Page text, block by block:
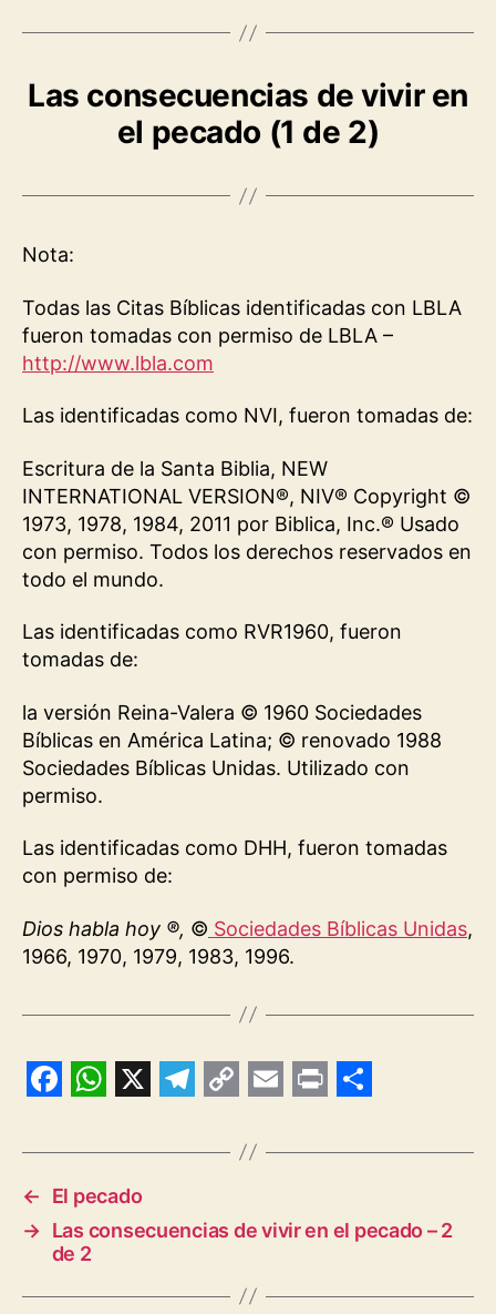
Las consecuencias de vivir en
el pecado (1 de 2)
Nota:
Todas las Citas Bíblicas identificadas con LBLA
fueron tomadas con permiso de LBLA –
http://www.lbla.com
Las identificadas como NVI, fueron tomadas de:
Escritura de la Santa Biblia, NEW
INTERNATIONAL VERSION®, NIV® Copyright ©
1973, 1978, 1984, 2011 por Biblica, Inc.® Usado
con permiso. Todos los derechos reservados en
todo el mundo.
Las identificadas como RVR1960, fueron
tomadas de:
la versión Reina-Valera © 1960 Sociedades
Bíblicas en América Latina; © renovado 1988
Sociedades Bíblicas Unidas. Utilizado con
permiso.
Las identificadas como DHH, fueron tomadas
con permiso de:
Dios habla hoy ®, © Sociedades Bíblicas Unidas,
1966, 1970, 1979, 1983, 1996.
a
c
e
o
h
a
t
s
A
e
e
r
o
y
i
m
i
r
n
h
r
e
←
El pecado
→ Las consecuencias de vivir en el pecado – 2
de 2